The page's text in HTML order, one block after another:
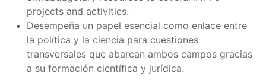
projects and activities.
Desempeña un papel esencial como enlace entre
la política y la ciencia para cuestiones
transversales que abarcan ambos campos gracias
a su formación científica y jurídica.